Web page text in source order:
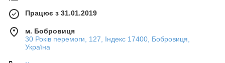
Працює з 31.01.2019
м. Бобровиця
30 Років перемоги, 127, Індекс 17400, Бобровиця,
Україна